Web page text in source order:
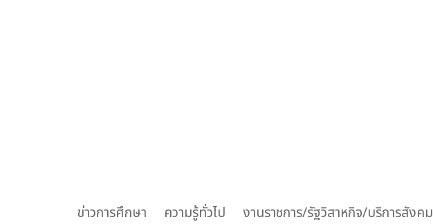
ข่าวการศึกษา ความรู้ทั่วไป งานราชการ/รัฐวิสาหกิจ/บริการสังคม